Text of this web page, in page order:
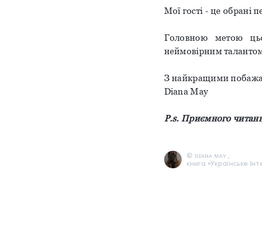
Мої гості - це обрані
Головною метою
неймовірним
З найкращими
Diana May
P.s. Приємного
© ᴅɪᴀɴᴀ ᴍᴀʏ ,
книга «Українське